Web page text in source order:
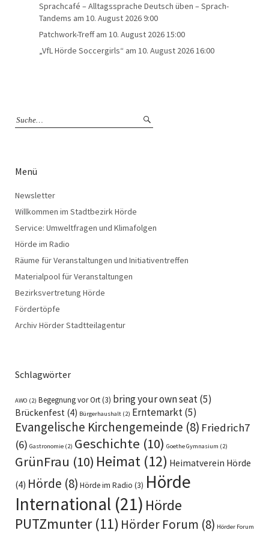
Sprachcafé – Alltagssprache Deutsch üben – Sprach-
Tandems am 10. August 2026 9:00
Patchwork-Treffam 10. August 2026 15:00
„VfL Hörde Soccergirls“ am 10. August 2026 16:00
Menü
Newsletter
Willkommen im Stadtbezirk Hörde
Service: Umweltfragen und Klimafolgen
Hörde im Radio
Räume für Veranstaltungen und Initiativentreffen
Materialpool für Veranstaltungen
Bezirksvertretung Hörde
Fördertöpfe
Archiv Hörder Stadtteilagentur
Schlagwörter
AWO (2) Begegnung vor Ort(3) bring your own seat(5)
Brückenfest (4) Bürgerhaushalt (2) Erntemarkt(5)
Evangelische Kirchengemeinde (8) Friedrich7
(6) Gastronomie (2) Geschichte (10) Goethe Gymnasium (2)
GrünFrau (10) Heimat (12) Heimatverein Hörde
(4) Hörde (8) Hörde im Radio (3) Hörde
International (21) Hörde
PUTZmunter(11) Hörder Forum (8) Hörder Forum